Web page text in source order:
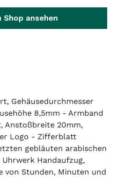
ansehen
Gehäusedurchmesser
8,5mm - Armband
Anstoßbreite 20mm,
Logo - Zifferblatt
gebläuten arabischen
Handaufzug,
von Stunden, Minuten und